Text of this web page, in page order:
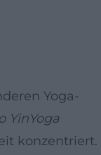
Yoga-
YinYoga
konzentriert.